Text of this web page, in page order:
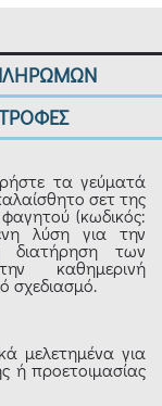
τα γεύματά
σετ της
(κωδικός:
λύση για την
των
καθημερινή
σχεδιασμό.
μελετημένα για
ή προετοιμασίας